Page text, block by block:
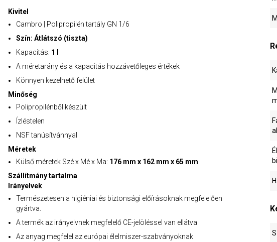
Kivitel
Cambro | Polipropilén tartály GN 1/6
Szín: Átlátszó (tiszta)
Kapacitás: 1 l
A méretarány és a kapacitás hozzávetőleges értékek
Könnyen kezelhető felület
Minőség
Polipropilénből készült
Ízléstelen
NSF tanúsítvánnyal
Méretek
Külső méretek Szé x Mé x Ma: 176 mm x 162 mm x 65 mm
Szállítmány tartalma
Irányelvek
Természetesen a higiéniai és biztonsági előírásoknak megfelelően
gyártva.
A termék az irányelvnek megfelelő CE-jelöléssel van ellátva
Az anyag megfelel az európai élelmiszer-szabványoknak